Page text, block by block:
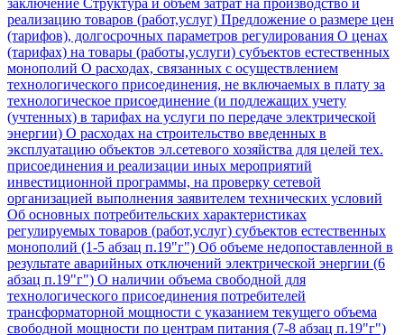
заключение Структура и объем затрат на производство и
реализацию товаров (работ,услуг) Предложение о размере цен
(тарифов), долгосрочных параметров регулирования О ценах
(тарифах) на товары (работы,услуги) субъектов естественных
монополий О расходах, связанных с осуществлением
технологического присоединения, не включаемых в плату за
технологическое присоединение (и подлежащих учету
(учтенных) в тарифах на услуги по передаче электрической
энергии) О расходах на строительство введенных в
эксплуатацию объектов эл.сетевого хозяйства для целей тех.
присоединения и реализации иных мероприятий
инвестиционной программы, на проверку сетевой
организацией выполнения заявителем технических условий
Об основных потребительских характеристиках
регулируемых товаров (работ,услуг) субъектов естественных
монополий (1-5 абзац п.19"г") Об объеме недопоставленной в
результате аварийных отключений электрической энергии (6
абзац п.19"г") О наличии объема свободной для
технологического присоединения потребителей
трансформаторной мощности с указанием текущего объема
свободной мощности по центрам питания (7-8 абзац п.19"г")